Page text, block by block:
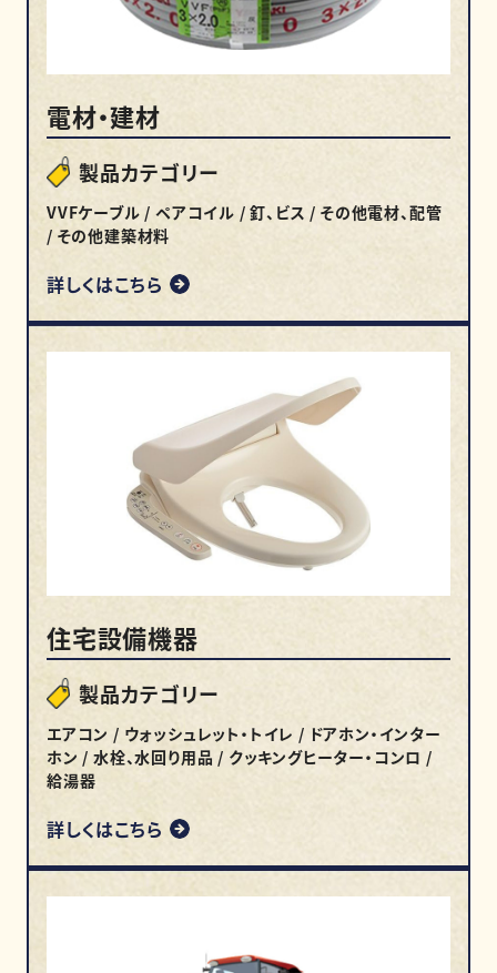
電材・建材
製品カテゴリー
VVFケーブル / ペアコイル / 釘、ビス / その他電材、配管
/ その他建築材料
詳しくはこちら
住宅設備機器
製品カテゴリー
エアコン / ウォッシュレット・トイレ / ドアホン・インター
ホン / 水栓、水回り用品 / クッキングヒーター・コンロ /
給湯器
詳しくはこちら